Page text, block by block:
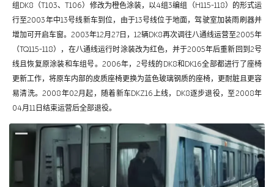
组DK8（T103、T106）修改为橙色涂装，以4组3编组（H115-118）的形式运
行至2003年中13号线新车到位，由于13号线位于地面，驾驶室加装雨刷器并
增加可开启车窗。2003年12月27日，12辆DK8再次调往八通线运营至2005年
（TQ115-118），在八通线运行时涂装改为红色，并于2005年后重新回到2号
线且恢复原涂装和车组号。2006年，2号线的DK8和DK16全部都进行了座椅
更新工作，将原车内部的皮质座椅更换为蓝色玻璃钢质的座椅，更耐脏且更容
易清洗。2008年02月起，随着新车DKZ16上线，DK8逐步退役，至2008年
04月11日结束运营后全部退役。